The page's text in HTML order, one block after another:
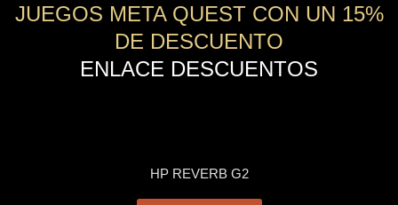
JUEGOS META QUEST CON UN 15%
DE DESCUENTO
ENLACE DESCUENTOS
HP REVERB G2